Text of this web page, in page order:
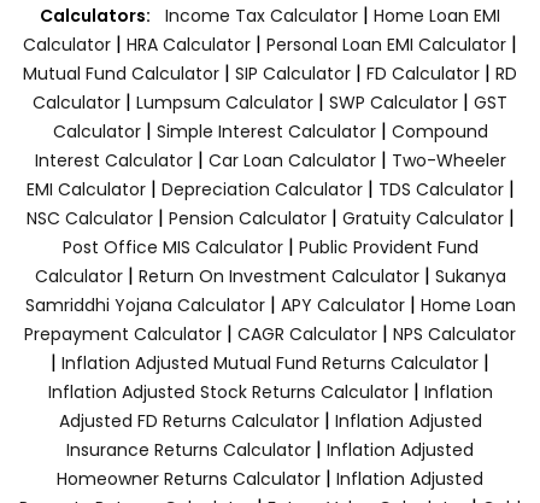
Calculators: Income Tax Calculator | Home Loan EMI
Calculator | HRA Calculator | Personal Loan EMI Calculator |
Mutual Fund Calculator | SIP Calculator | FD Calculator | RD
Calculator | Lumpsum Calculator | SWP Calculator | GST
Calculator| Simple Interest Calculator| Compound
Interest Calculator| Car Loan Calculator| Two-Wheeler
EMI Calculator| Depreciation Calculator| TDS Calculator|
NSC Calculator| Pension Calculator| Gratuity Calculator|
Post Office MIS Calculator| Public Provident Fund
Calculator| Return On Investment Calculator| Sukanya
Samriddhi Yojana Calculator| APY Calculator| Home Loan
Prepayment Calculator | CAGR Calculator | NPS Calculator
| Inflation Adjusted Mutual Fund Returns Calculator |
Inflation Adjusted Stock Returns Calculator| Inflation
Adjusted FD Returns Calculator| Inflation Adjusted
Insurance Returns Calculator | Inflation Adjusted
Homeowner Returns Calculator | Inflation Adjusted